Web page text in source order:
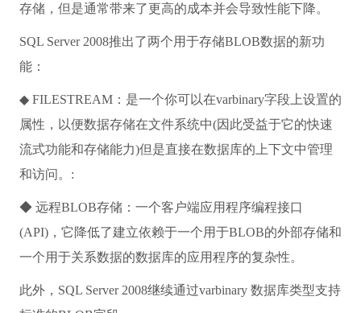
存储，但是通常带来了更高的成本并会导致性能下降。
SQL Server 2008推出了两个用于存储BLOB数据的新功
能：
◆ FILESTREAM：是一个你可以在varbinary字段上设置的
属性，以便数据存储在文件系统中(因此受益于它的快速
流式功能和存储能力)但是直接在数据库的上下文中管理
和访问。:
◆ 远程BLOB存储：一个客户端应用程序编程接口
(API)，它降低了建立依赖于一个用于BLOB的外部存储和
一个用于关系数据的数据库的应用程序的复杂性。
此外，SQL Server 2008继续通过varbinary 数据库类型支持